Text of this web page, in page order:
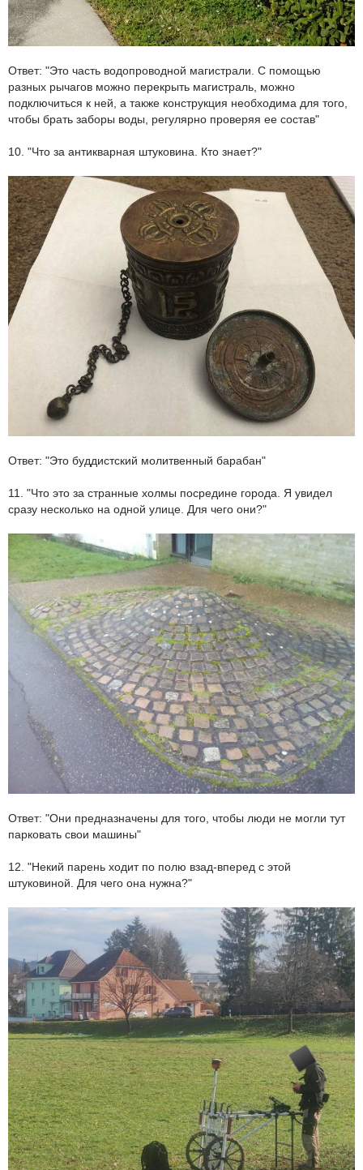
Ответ: "Это часть водопроводной магистрали. С помощью
разных рычагов можно перекрыть магистраль, можно
подключиться к ней, а также конструкция необходима для того,
чтобы брать заборы воды, регулярно проверяя ее состав"
10. "Что за антикварная штуковина. Кто знает?"
Ответ: "Это буддистский молитвенный барабан"
11. "Что это за странные холмы посредине города. Я увидел
сразу несколько на одной улице. Для чего они?"
Ответ: "Они предназначены для того, чтобы люди не могли тут
парковать свои машины"
12. "Некий парень ходит по полю взад-вперед с этой
штуковиной. Для чего она нужна?"